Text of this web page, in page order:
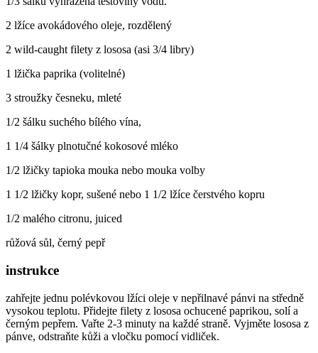
2 lžíce avokádového oleje, rozdělený
2 wild-caught filety z lososa (asi 3/4 libry)
1 lžička paprika (volitelné)
3 stroužky česneku, mleté
1/2 šálku suchého bílého vína,
1 1/4 šálky plnotučné kokosové mléko
1/2 lžičky tapioka mouka nebo mouka volby
1 1/2 lžičky kopr, sušené nebo 1 1/2 lžíce čerstvého kopru
1/2 malého citronu, juiced
růžová sůl, černý pepř
instrukce
zahřejte jednu polévkovou lžíci oleje v nepřilnavé pánvi na středně
vysokou teplotu. Přidejte filety z lososa ochucené paprikou, solí a
černým pepřem. Vařte 2-3 minuty na každé straně. Vyjměte lososa z
pánve, odstraňte kůži a vločku pomocí vidliček.